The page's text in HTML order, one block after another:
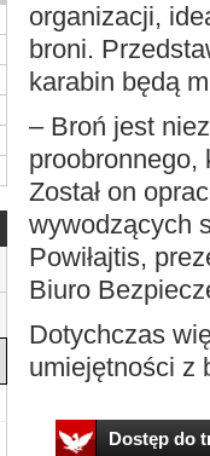
organizacji,
broni.
karabin będą
– Broń jest
proobronnego,
Został on
wywodzących
Powiłajtis,
Biuro
Dotychczas
umiejętności z
Dostęp do